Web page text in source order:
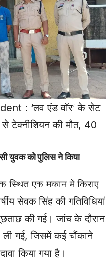
: ‘लव एंड वॉर’ के सेट
से टेक्नीशियन की मौत, 40
युवक को पुलिस ने किया
स्थित एक मकान में किराए
सेवक सिंह की गतिविधियां
की गई। जांच के दौरान
गई, जिसमें कई चौंकाने
किया गया है।